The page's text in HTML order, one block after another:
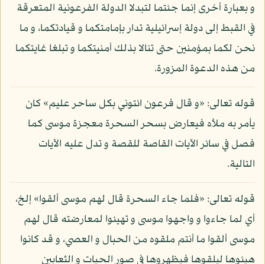
و بعبارة أخرى إنما جئتما لتبدلا الدولة الفرعونية المتعرقة
في القبط إلى دولة إسرائيلية تدار بإمامتكما و قيادتكما، و ما
نحن لكما بمؤمنين حتى تنالا بذلك أمنيتكما و تبلغا غايتكما
من هذه الدعوة المزورة.
قوله تعالى: «و قال فرعون ائتوني بكل ساحر عليم» كان
يأمر به ملأه فيعارض بسحر السحرة معجزة موسى كما
فصل في سائر الآيات القاصة للقصة و تدل عليه الآيات
التالية.
قوله تعالى: «فلما جاء السحرة قال لهم موسى ألقوا» إلخ،
أي لما جاءوا و واجهوا موسى و تهيئوا لمعارضته قال لهم
موسى ألقوا ما أنتم ملقوه من الحبال و العصي، و قد كانوا
هيئوها ليلقوها فيظهروها في صور الحيات و الثعابين